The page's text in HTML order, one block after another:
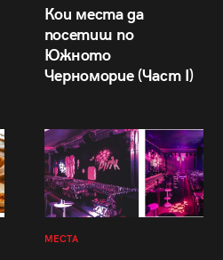
Кои места да
посетиш по
Южното
Черноморие (Част I)
МЕСТА